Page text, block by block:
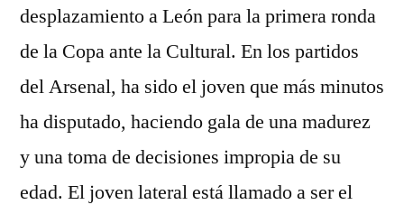
desplazamiento a León para la primera ronda
de la Copa ante la Cultural. En los partidos
del Arsenal, ha sido el joven que más minutos
ha disputado, haciendo gala de una madurez
y una toma de decisiones impropia de su
edad. El joven lateral está llamado a ser el